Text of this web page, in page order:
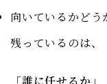
向いているかどう
残っているのは、